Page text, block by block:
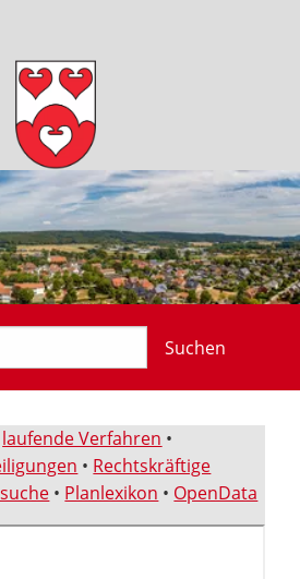
Suchen
laufende Verfahren •
• Rechtskräftige
• Planlexikon • OpenData